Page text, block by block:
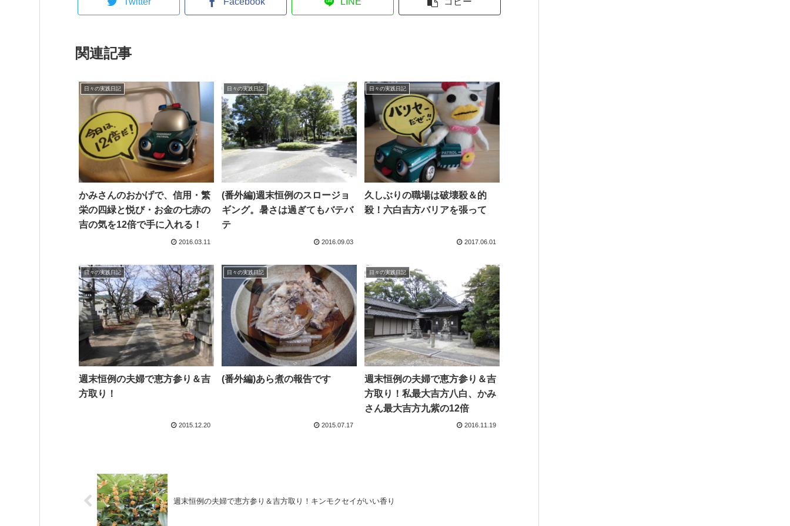
関連記事
日々の実践日記
かみさんのおかげで、信用・繁
栄の四緑と悦び・お金の七赤の
吉の気を12倍で手に入れる！
2016.03.11
日々の実践日記
(番外編)週末恒例のスロージョ
ギング。暑さは過ぎてもバテバ
テ
2016.09.03
日々の実践日記
久しぶりの職場は破壊殺＆的
殺！六白吉方バリアを張って
2017.06.01
日々の実践日記
週末恒例の夫婦で恵方参り＆吉
方取り！
2015.12.20
日々の実践日記
(番外編)あら煮の報告です
2015.07.17
日々の実践日記
週末恒例の夫婦で恵方参り＆吉
方取り！私最大吉方八白、かみ
さん最大吉方九紫の12倍
2016.11.19
週末恒例の夫婦で恵方参り＆吉方取り！キンモクセイがいい香り